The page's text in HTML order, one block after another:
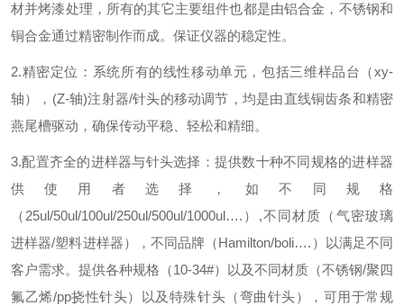
材并烤漆处理，所有的其它主要组件也都是由铝合金，不锈钢和
铜合金通过精密制作而成。保证仪器的稳定性。
2.精密定位：系统所有的线性移动单元，包括三维样品台（xy-
轴）， (Z-轴)注射器/针头的移动调节，均是由直线铜齿条和精密
燕尾槽驱动，确保传动平稳、轻松和精细。
3.配置齐全的进样器与针头选择：提供数十种不同规格的进样器
供使用者选择，如不同规格
（ 25ul/50ul/100ul/250ul/500ul/1000ul…. ） ,不同材质（气密玻璃
进样器/塑料进样器），不同品牌（Hamilton/boli…. ）以满足不同
客户需求。提供各种规格（10-34#）以及不同材质（不锈钢/聚四
氟乙烯/pp挠性针头）以及特殊针头（弯曲针头），可用于常规